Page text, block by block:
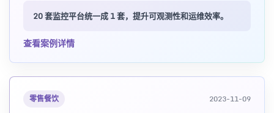
20 套监控平台统一成 1 套，提升可观测性和运维效率。
查看案例详情
零售餐饮 2023-11-09